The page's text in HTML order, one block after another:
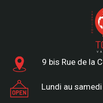
9 bis Rue de la
Lundi au